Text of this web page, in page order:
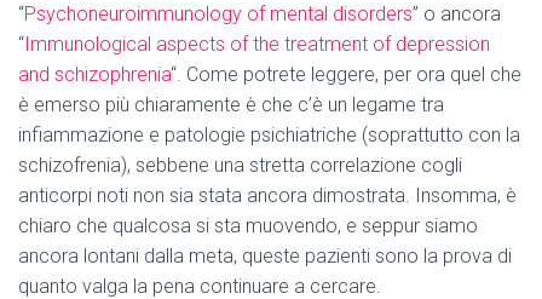
“Psychoneuroimmunology of mental disorders” o ancora
“Immunological aspects of the treatment of depression
and schizophrenia“. Come potrete leggere, per ora quel che
è emerso più chiaramente è che c’è un legame tra
infiammazione e patologie psichiatriche (soprattutto con la
schizofrenia), sebbene una stretta correlazione cogli
anticorpi noti non sia stata ancora dimostrata. Insomma, è
chiaro che qualcosa si sta muovendo, e seppur siamo
ancora lontani dalla meta, queste pazienti sono la prova di
quanto valga la pena continuare a cercare.